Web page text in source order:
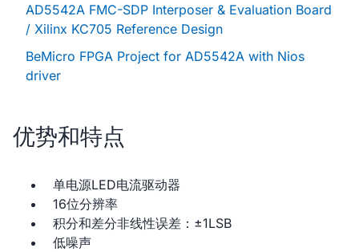
AD5542A FMC-SDP Interposer & Evaluation Board
/ Xilinx KC705 Reference Design
BeMicro FPGA Project for AD5542A with Nios
driver
优势和特点
单电源LED电流驱动器
16位分辨率
积分和差分非线性误差：±1LSB
低噪声